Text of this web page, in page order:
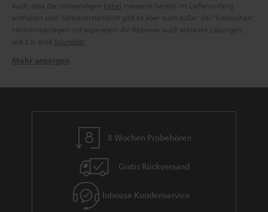
auch, dass die notwendigen
Kabel meistens bereits im Lieferumfang
enthalten sind. Selbstverständlich gibt es aber auch außer der "klassischen"
Heimkinoanlagen mit separatem AV-Receiver auch schlanke Lösungen,
wie z.b. eine Soundbar
Soundbar oder 5.1-System: Wer spielt wann seine Stärken aus?
Dipol-Lautsprecher: Effekte durch Surround-Sound-Spezialisten
8 Wochen Probehören
Gratis Rückversand
Inhouse Kundenservice